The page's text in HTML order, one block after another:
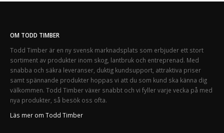
OM TODD TIMBER
Todd Timber är en ny svensk marknadsplats som erbjuder ett stort
sortiment av produkter inom skog, lantbruk och entreprenad. Med
snabba och säkra leveranser, duktig kundsupport, attraktiva priser
samt spännande produkter hoppas vi att du som kund ska känna dig
välkommen. Todd Timber växer snabbt och vi fyller varje vecka på med
nya produkter, så besök oss ofta.
Läs mer om Todd Timber